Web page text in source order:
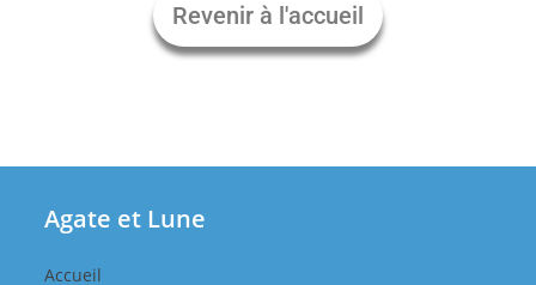
Revenir à l'accueil
Agate et Lune
Accueil